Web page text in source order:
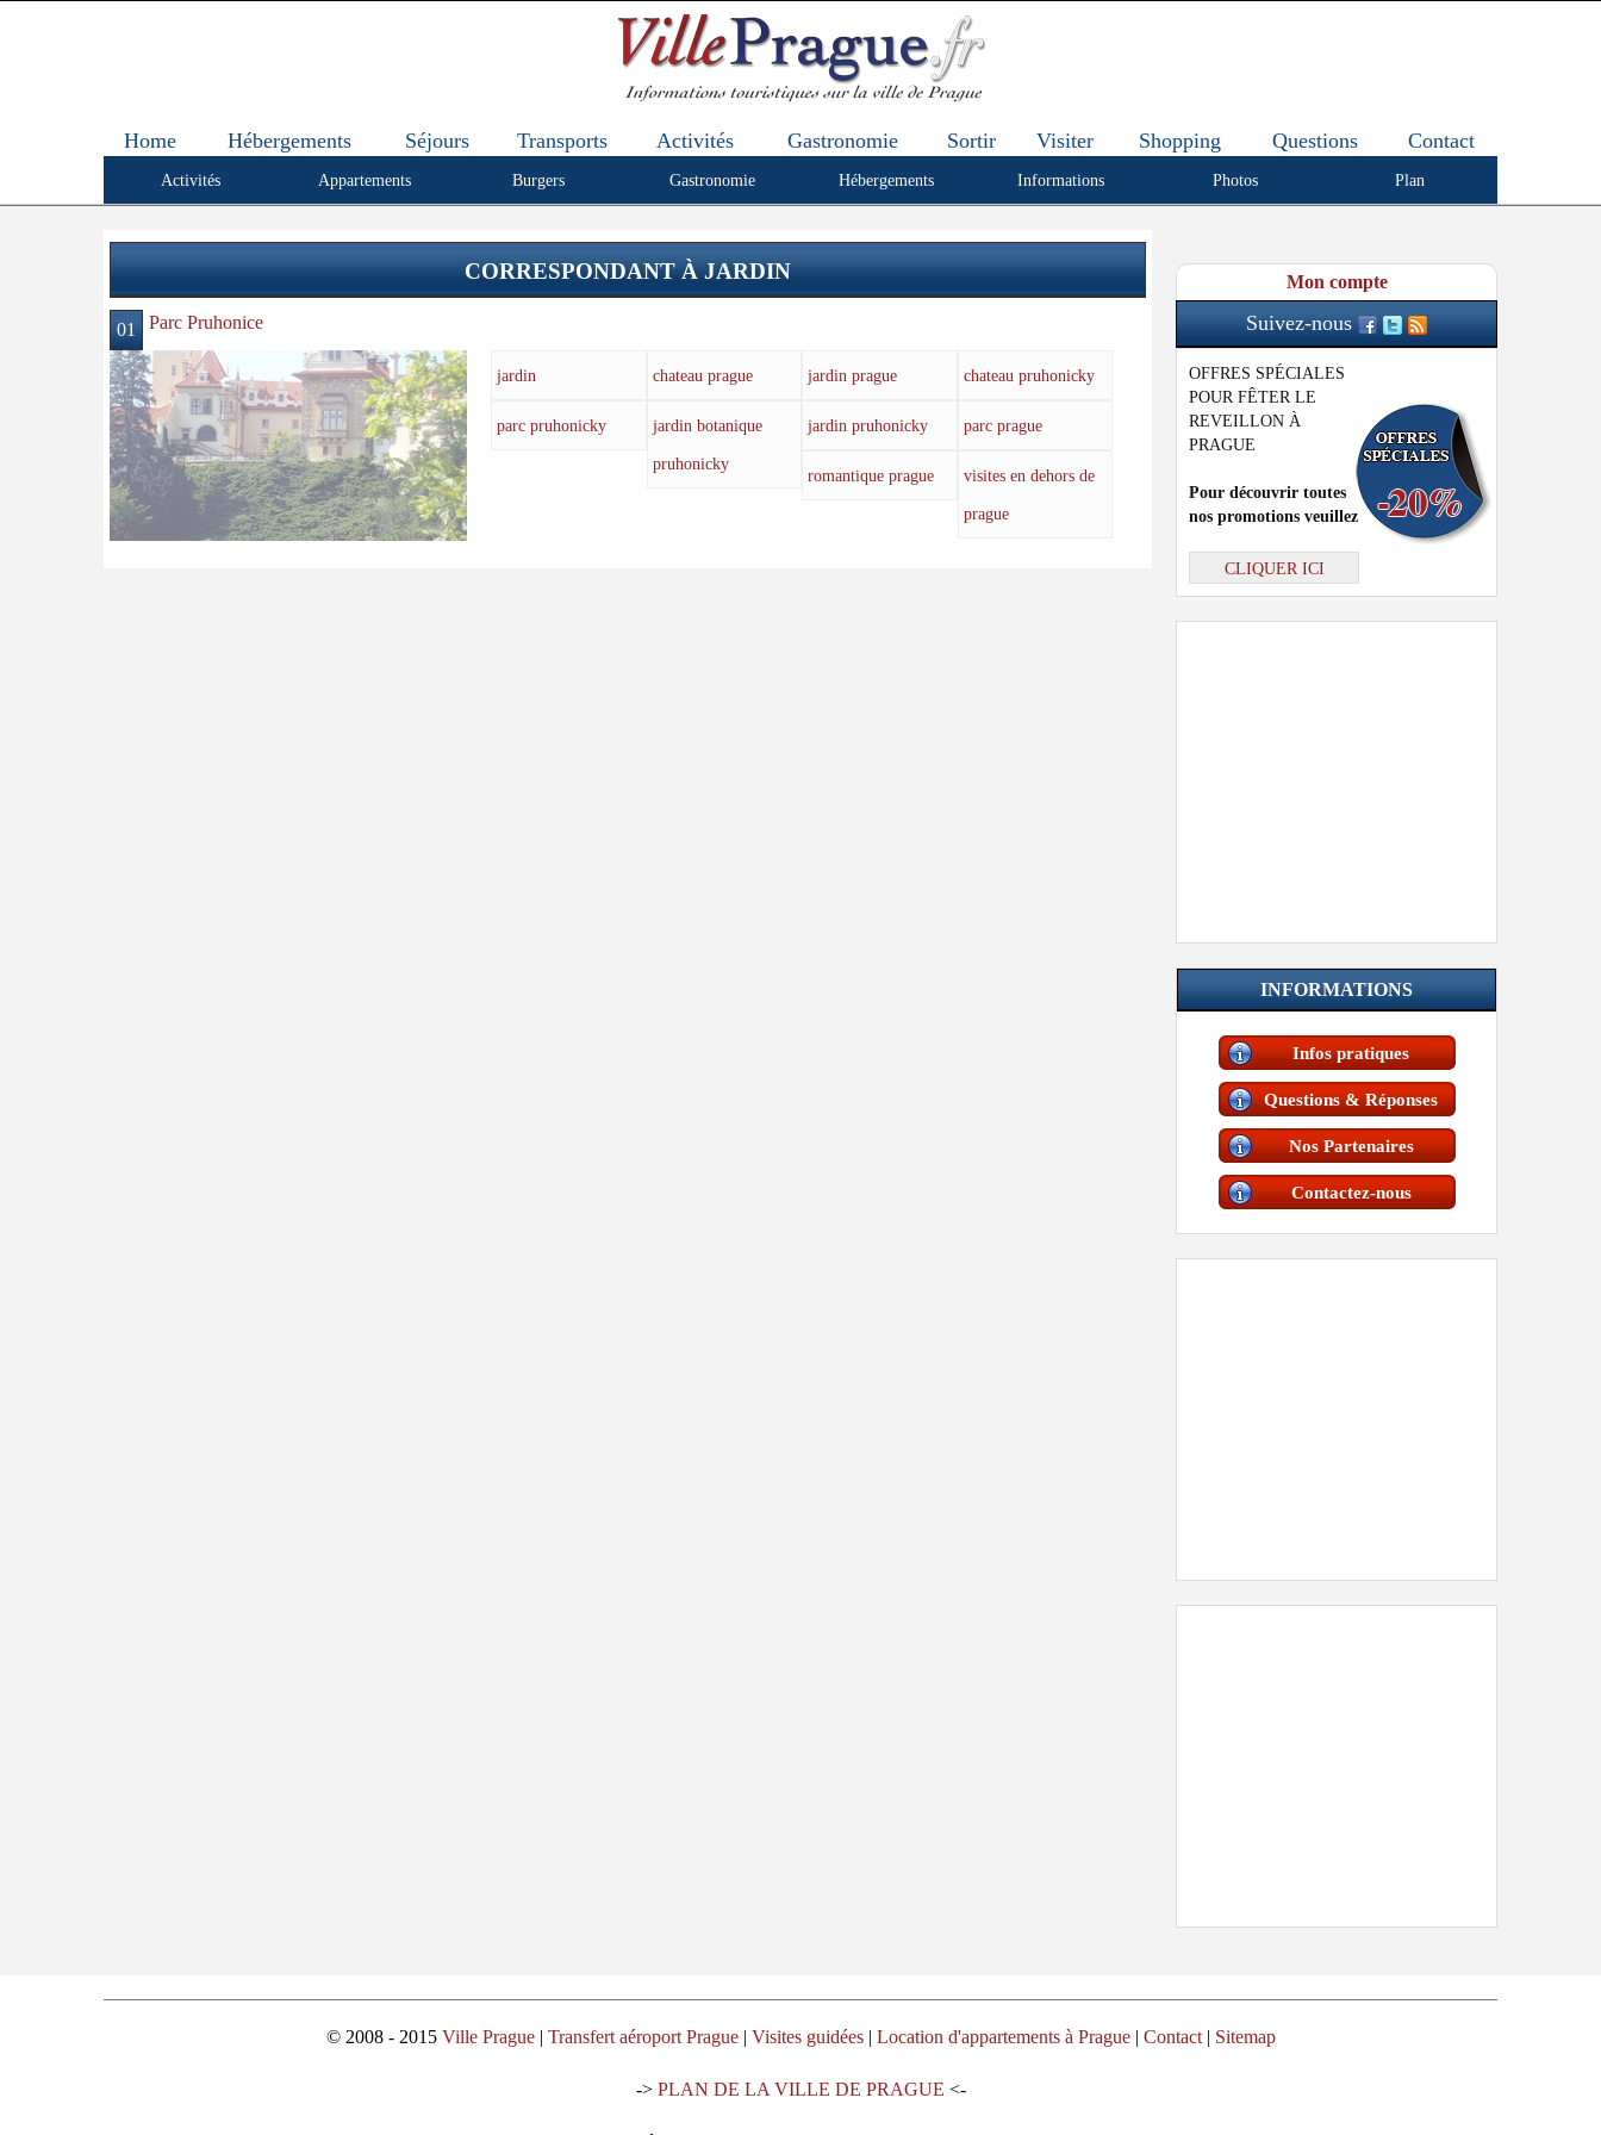
Home Hébergements Séjours Transports Activités Gastronomie Sortir Visiter Shopping Questions Contact
Activités Appartements Burgers Gastronomie Hébergements Informations Photos Plan
CORRESPONDANT À JARDIN
01 Parc Pruhonice
jardin chateau prague jardin prague chateau pruhonicky
parc pruhonicky
jardin botanique
pruhonicky
jardin pruhonicky parc prague
romantique prague
visites en dehors de
prague
Mon compte
Suivez-nous
OFFRES SPÉCIALES
POUR FÊTER LE
REVEILLON À
PRAGUE
Pour découvrir toutes
nos promotions veuillez
CLIQUER ICI
INFORMATIONS
Infos pratiques
Questions & Réponses
Nos Partenaires
Contactez-nous
© 2008 - 2015 Ville Prague| Transfert aéroport Prague| Visites guidées| Location d'appartements à Prague| Contact| Sitemap
-> PLAN DE LA VILLE DE PRAGUE <-